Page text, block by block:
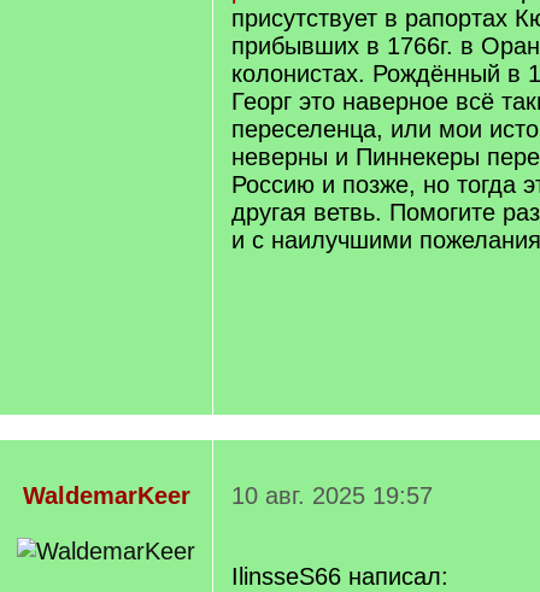
присутствует в рапортах
прибывших в 1766г. в
колонистах. Рождённый в
Георг это наверное всё
переселенца, или мои
неверны и Пиннекеры
Россию и позже, но тогда
другая ветвь. Помогите
и с наилучшими
WaldemarKeer 10 авг. 2025 19:57
IlinsseS66 написал: